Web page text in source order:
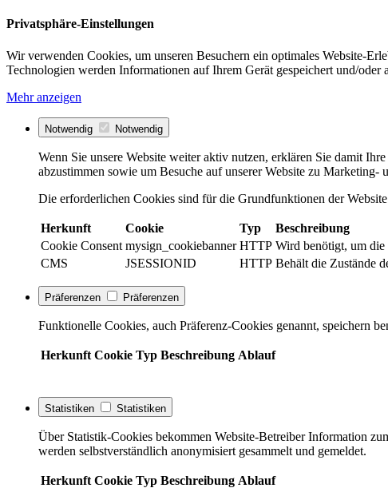
Privatsphäre-Einstellungen
Wir verwenden Cookies, um unseren Besuchern ein optimales Website-
Technologien werden Informationen auf Ihrem Gerät gespeichert und/oder
Mehr anzeigen
Notwendig Notwendig
Wenn Sie unsere Website weiter aktiv nutzen, erklären Sie damit
abzustimmen sowie um Besuche auf unserer Website zu
Die erforderlichen Cookies sind für die Grundfunktionen der
Herkunft Cookie Typ Beschreibung
Cookie Consent mysign_cookiebanner HTTP Wird benötigt, um die
CMS
JSESSIONID HTTP Behält die Zustände
Präferenzen Präferenzen
Funktionelle Cookies, auch Präferenz-Cookies genannt, speichern
Herkunft Cookie Typ Beschreibung Ablauf
Statistiken Statistiken
Über Statistik-Cookies bekommen Website-Betreiber Information
werden selbstverständlich anonymisiert gesammelt und gemeldet.
Herkunft Cookie Typ Beschreibung Ablauf